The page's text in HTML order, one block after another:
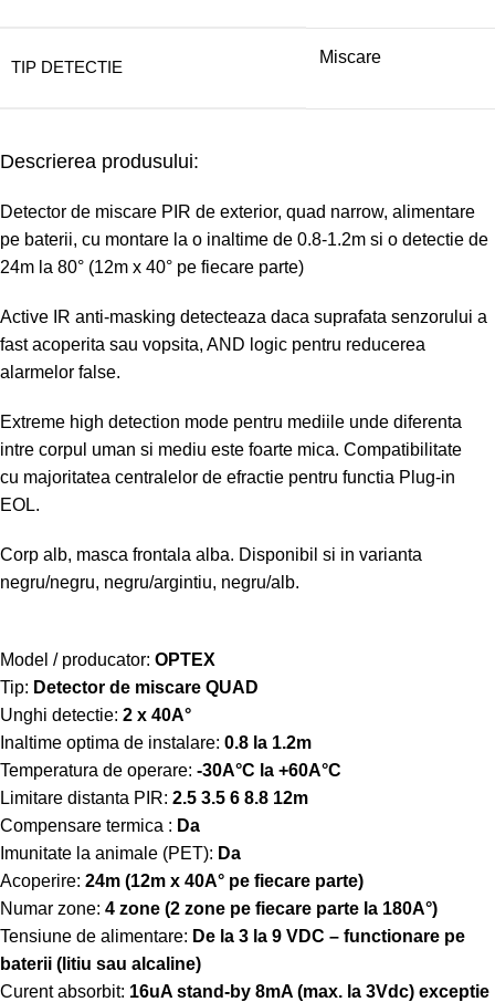
TIP DETECTIE
Miscare
Descrierea produsului:
Detector de miscare PIR de exterior, quad narrow, alimentare
pe baterii, cu montare la o inaltime de 0.8-1.2m si o detectie de
24m la 80° (12m x 40° pe fiecare parte)
Active IR anti-masking detecteaza daca suprafata senzorului a
fast acoperita sau vopsita, AND logic pentru reducerea
alarmelor false.
Extreme high detection mode pentru mediile unde diferenta
intre corpul uman si mediu este foarte mica. Compatibilitate
cu majoritatea centralelor de efractie pentru functia Plug-in
EOL.
Corp alb, masca frontala alba. Disponibil si in varianta
negru/negru, negru/argintiu, negru/alb.
Model / producator: OPTEX
Tip: Detector de miscare QUAD
Unghi detectie: 2 x 40A°
Inaltime optima de instalare: 0.8 la 1.2m
Temperatura de operare: -30A°C la +60A°C
Limitare distanta PIR: 2.5 3.5 6 8.8 12m
Compensare termica : Da
Imunitate la animale (PET): Da
Acoperire: 24m (12m x 40A° pe fiecare parte)
Numar zone: 4 zone (2 zone pe fiecare parte la 180A°)
Tensiune de alimentare: De la 3 la 9 VDC – functionare pe
baterii (litiu sau alcaline)
Curent absorbit: 16uA stand-by 8mA (max. la 3Vdc) exceptie